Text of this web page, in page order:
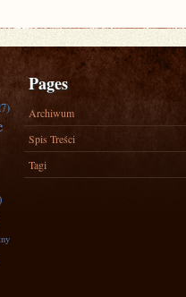
Pages
Archiwum
Spis Treści
Tagi